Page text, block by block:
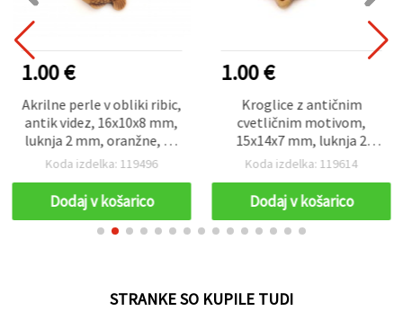
1.00 €
Akrilne perle v obliki ribic,
antik videz, 16x10x8 mm,
luknja 2 mm, oranžne, 50
g (~60 kos)
Koda izdelka: 119496
Dodaj v košarico
1.00 €
Kroglice z antičnim
cvetličnim motivom,
15x14x7 mm, luknja 2
mm, rjave – 50 g (pribl. 48
Koda izdelka: 119614
Dodaj v košarico
STRANKE SO KUPILE TUDI